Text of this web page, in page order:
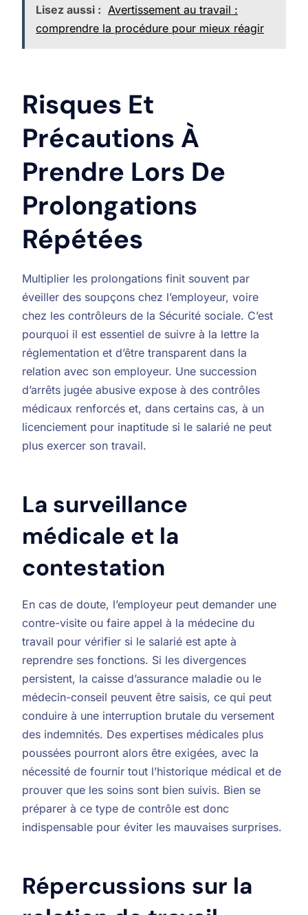
Lisez aussi : Avertissement au travail :
comprendre la procédure pour mieux réagir
Risques Et
Précautions À
Prendre Lors De
Prolongations
Répétées
Multiplier les prolongations finit souvent par
éveiller des soupçons chez l’employeur, voire
chez les contrôleurs de la Sécurité sociale. C’est
pourquoi il est essentiel de suivre à la lettre la
réglementation et d’être transparent dans la
relation avec son employeur. Une succession
d’arrêts jugée abusive expose à des contrôles
médicaux renforcés et, dans certains cas, à un
licenciement pour inaptitude si le salarié ne peut
plus exercer son travail.
La surveillance
médicale et la
contestation
En cas de doute, l’employeur peut demander une
contre-visite ou faire appel à la médecine du
travail pour vérifier si le salarié est apte à
reprendre ses fonctions. Si les divergences
persistent, la caisse d’assurance maladie ou le
médecin-conseil peuvent être saisis, ce qui peut
conduire à une interruption brutale du versement
des indemnités. Des expertises médicales plus
poussées pourront alors être exigées, avec la
nécessité de fournir tout l’historique médical et de
prouver que les soins sont bien suivis. Bien se
préparer à ce type de contrôle est donc
indispensable pour éviter les mauvaises surprises.
Répercussions sur la